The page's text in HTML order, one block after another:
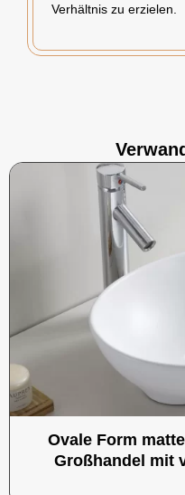
Verhältnis zu erzielen.
Ovale Form
Großhandel mit